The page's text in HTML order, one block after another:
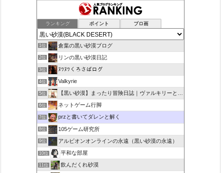
ランキング ポイント ブロ画
1位 倉葉の黒い砂漠ブログ
2位 リンの黒い砂漠日記
3位 ﾇﾜﾇﾜくろさばログ
4位 Valkyrie
5位 【黒い砂漠】まったり冒険日誌｜ヴァルキリーと闇の精霊の旅
6位 ネットゲーム行脚
7位 przと書いてダレンと解く
8位 105ゲーム研究所
9位 アルビオンオンラインの永遠（黒い砂漠の永遠）
10位 平和な部屋
11位 飲んだくれ砂漠